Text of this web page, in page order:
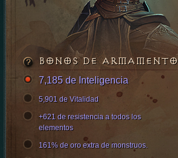
BONOS DE ARMAMENTO
7,185 de Inteligencia
5,901 de Vitalidad
+621 de resistencia a todos los
elementos
161% de oro extra de monstruos.